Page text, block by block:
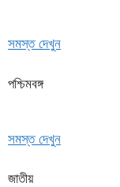
সমস্ত দেখুন
পশ্চিমবঙ্গ
সমস্ত দেখুন
জাতীয়